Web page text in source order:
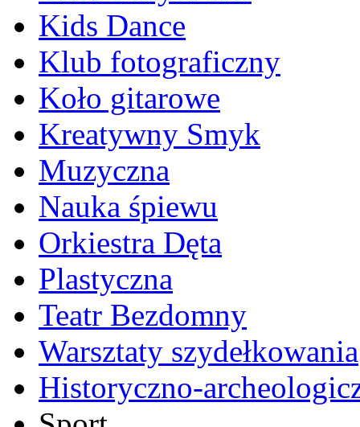
Kids Dance
Klub fotograficzny
Koło gitarowe
Kreatywny Smyk
Muzyczna
Nauka śpiewu
Orkiestra Dęta
Plastyczna
Teatr Bezdomny
Warsztaty szydełkowania
Historyczno-